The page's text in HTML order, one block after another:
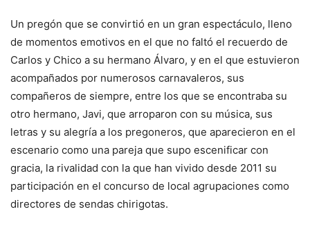
Un pregón que se convirtió en un gran espectáculo, lleno
de momentos emotivos en el que no faltó el recuerdo de
Carlos y Chico a su hermano Álvaro, y en el que estuvieron
acompañados por numerosos carnavaleros, sus
compañeros de siempre, entre los que se encontraba su
otro hermano, Javi, que arroparon con su música, sus
letras y su alegría a los pregoneros, que aparecieron en el
escenario como una pareja que supo escenificar con
gracia, la rivalidad con la que han vivido desde 2011 su
participación en el concurso de local agrupaciones como
directores de sendas chirigotas.